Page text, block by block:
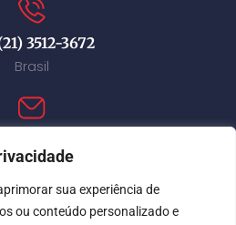
sua experiência de
ou conteúdo personalizado e
3512-3672
Brasil